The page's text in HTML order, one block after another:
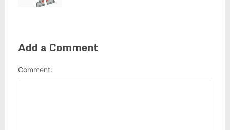
Add a Comment
Comment: